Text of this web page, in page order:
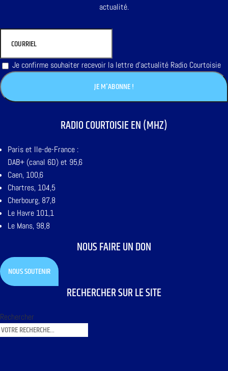
actualité.
Je confirme souhaiter recevoir la lettre d'actualité Radio Courtoisie
RADIO COURTOISIE EN (MHZ)
Paris et Ile-de-France :
DAB+ (canal 6D) et 95,6
Caen, 100,6
Chartres, 104,5
Cherbourg, 87,8
Le Havre 101,1
Le Mans, 98,8
NOUS FAIRE UN DON
NOUS SOUTENIR
RECHERCHER SUR LE SITE
Rechercher